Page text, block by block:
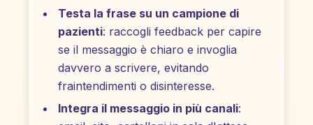
Testa la frase su un campione di
pazienti: raccogli feedback per capire
se il messaggio è chiaro e invoglia
davvero a scrivere, evitando
fraintendimenti o disinteresse.
Integra il messaggio in più canali: